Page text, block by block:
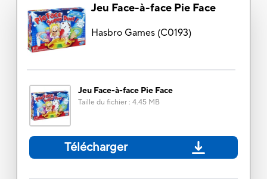
Jeu Face-à-face Pie Face
Hasbro Games(C0193)
Jeu Face-à-face Pie Face
Taille du fichier: 4.45 MB
Télécharger